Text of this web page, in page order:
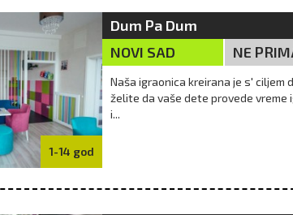
1-14 god
Dum Pa Dum
NOVI SAD
NE
Naša igraonica kreirana je s'
želite da vaše dete provede vreme
i...